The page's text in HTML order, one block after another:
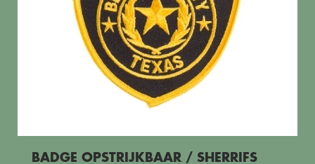
BADGE OPSTRIJKBAAR / SHERRIFS